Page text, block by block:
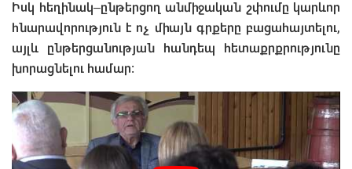
Իսկ հեղինակ–ընթերցող անմիջական շփումը կարևոր
հնարավորություն է ոչ միայն գրքերը բացահայտելու,
այլև ընթերցանության հանդեպ հետաքրքրությունը
խորացնելու համար։